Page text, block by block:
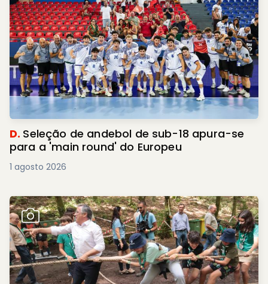
D. Seleção de andebol de sub-18 apura-se
para a 'main round' do Europeu
1 agosto 2026